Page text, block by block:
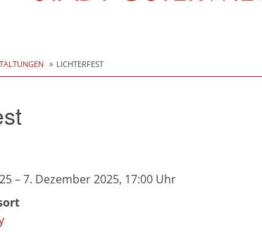
LICHTERFEST
– 7. Dezember 2025, 17:00 Uhr